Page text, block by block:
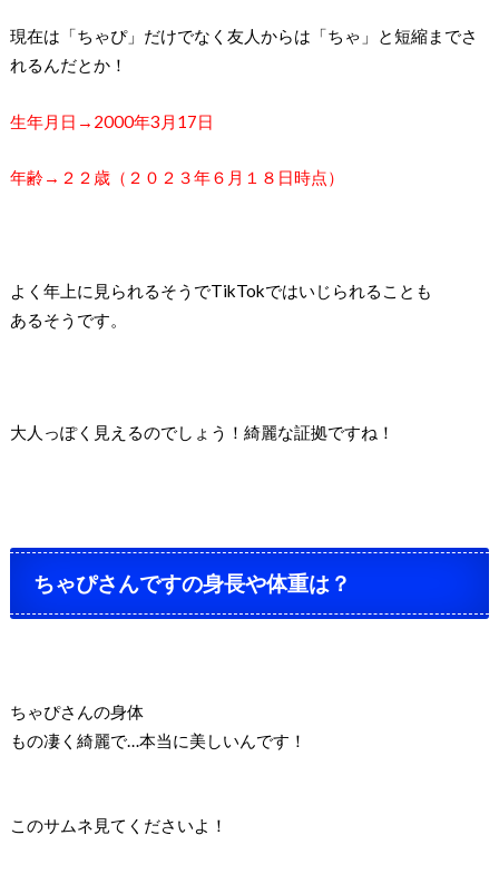
現在は「ちゃぴ」だけでなく 友人からは「ちゃ」と短縮までさ
れるんだとか！
生年月日→2000年3月17日
年齢→２２歳（２０２３年６月１８日時点）
よく年上に見られるそうでTikTokではいじられることも
あるそうです。
大人っぽく見えるのでしょう！ 綺麗な証拠ですね！
ちゃぴさんですの身長や体重は？
ちゃぴさんの身体
もの凄く綺麗で…本当に美しいんです！
このサムネ見てくださいよ！